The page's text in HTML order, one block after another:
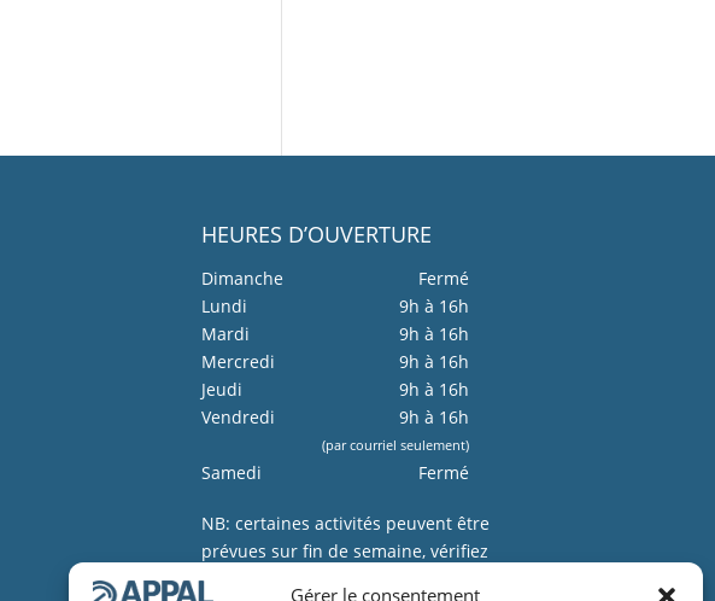
Gérer le consentement
HEURES D’OUVERTURE
Dimanche
Fermé
Lundi
9h à 16h
Mardi
9h à 16h
Mercredi
9h à 16h
Jeudi
9h à 16h
Vendredi
9h à 16h
(par courriel seulement)
Samedi Fermé
NB: certaines activités peuvent être
prévues sur fin de semaine, vérifiez
le calendrier.